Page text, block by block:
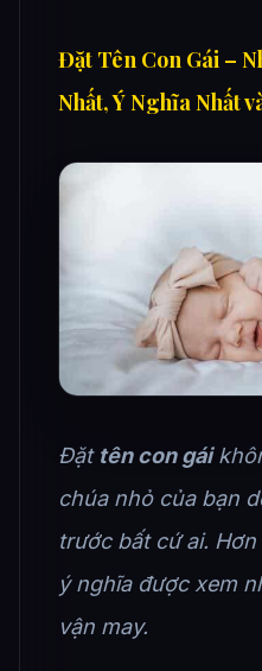
Đặt Tên Con Gái –
Nhất, Ý Nghĩa Nhất
Đặt tên con gái
chúa nhỏ của bạn
trước bất cứ ai.
ý nghĩa được xem
vận may.